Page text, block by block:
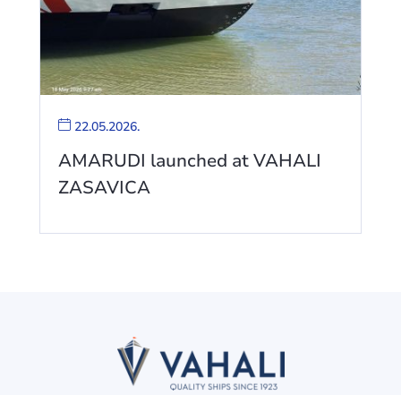
22.05.2026.
AMARUDI launched at VAHALI
ZASAVICA